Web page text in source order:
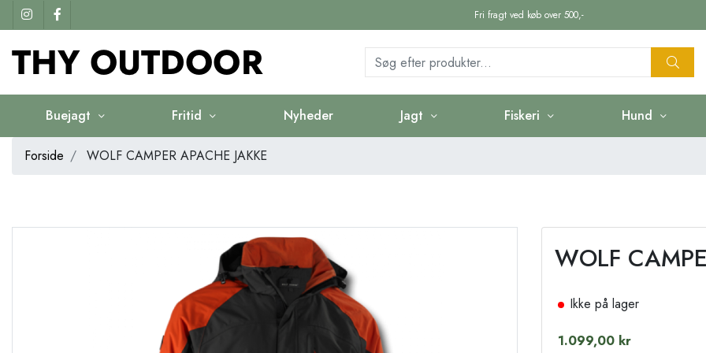
Fri fragt ved køb over 500,-
Buejagt Fritid Nyheder Jagt Fiskeri Hund
Forside WOLF CAMPER APACHE JAKKE
WOLF
Ikke på lager
1.099,00 kr